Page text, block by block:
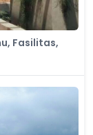
Fasilitas,